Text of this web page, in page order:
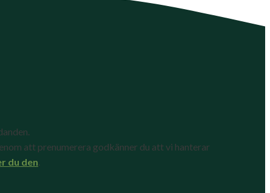
att prenumerera godkänner du att vi hanterar
du den.